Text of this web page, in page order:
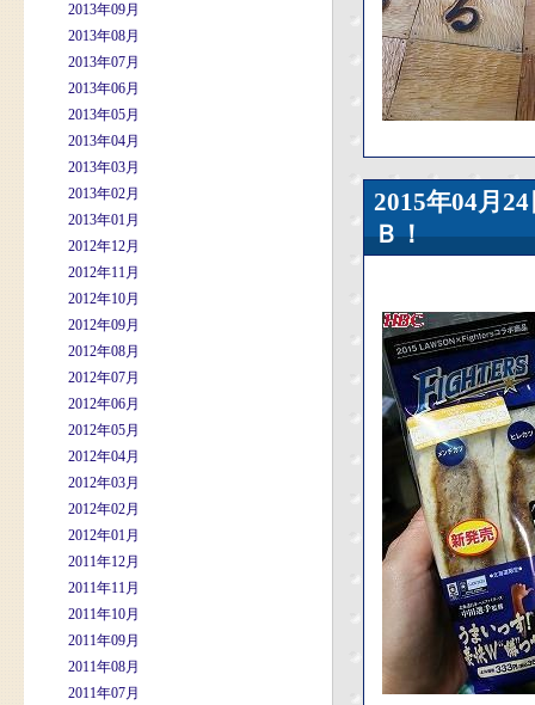
2013年09月
2013年08月
2013年07月
2013年06月
2013年05月
2013年04月
2013年03月
2013年02月
2013年01月
2012年12月
2012年11月
2012年10月
2012年09月
2012年08月
2012年07月
2012年06月
2012年05月
2012年04月
2012年03月
2012年02月
2012年01月
2011年12月
2011年11月
2011年10月
2011年09月
2011年08月
2011年07月
2015年04
Ｂ！